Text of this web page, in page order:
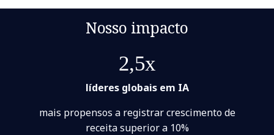
Nosso impacto
2,5x
líderes globais em IA
mais propensos a registrar crescimento de
receita superior a 10%